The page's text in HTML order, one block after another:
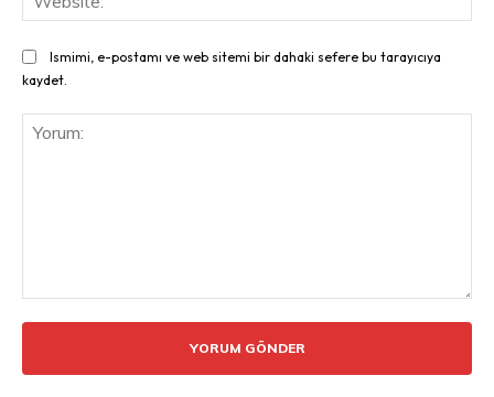
Ismimi, e-postamı ve web sitemi bir dahaki sefere bu tarayıcıya
kaydet.